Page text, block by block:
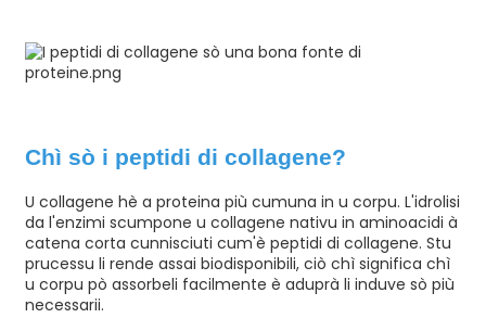
Chì sò i peptidi di collagene?
U collagene hè a proteina più cumuna in u corpu. L'idrolisi
da l'enzimi scumpone u collagene nativu in aminoacidi à
catena corta cunnisciuti cum'è peptidi di collagene. Stu
prucessu li rende assai biodisponibili, ciò chì significa chì
u corpu pò assorbeli facilmente è aduprà li induve sò più
necessarii.